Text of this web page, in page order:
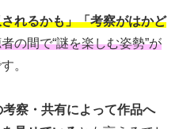
れるかも」「考察がはかど
の間で“謎を楽しむ姿勢”が
。
察・共有によって作品へ